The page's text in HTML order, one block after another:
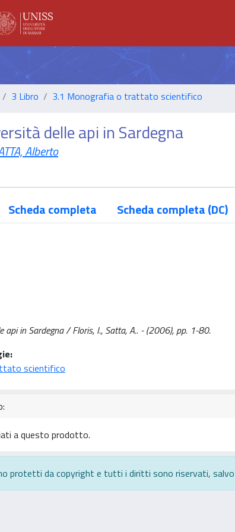
3 Libro 3.1 Monografia o trattato scientifico
delle api in Sardegna
Alberto
Scheda completa Scheda completa (DC)
api in Sardegna / Floris, I., Satta, A.. - (2006), pp. 1-80.
scientifico
a questo prodotto.
protetti da copyright e tutti i diritti sono riservati, salvo